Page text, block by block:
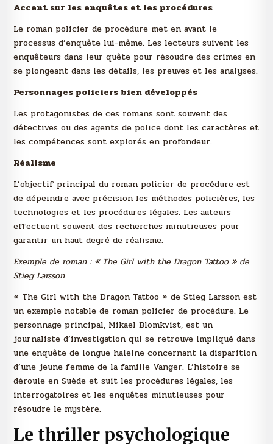
Accent sur les enquêtes et les procédures
Le roman policier de procédure met en avant le
processus d’enquête lui-même. Les lecteurs suivent les
enquêteurs dans leur quête pour résoudre des crimes en
se plongeant dans les détails, les preuves et les analyses.
Personnages policiers bien développés
Les protagonistes de ces romans sont souvent des
détectives ou des agents de police dont les caractères et
les compétences sont explorés en profondeur.
Réalisme
L’objectif principal du roman policier de procédure est
de dépeindre avec précision les méthodes policières, les
technologies et les procédures légales. Les auteurs
effectuent souvent des recherches minutieuses pour
garantir un haut degré de réalisme.
Exemple de roman : « The Girl with the Dragon Tattoo » de
Stieg Larsson
« The Girl with the Dragon Tattoo » de Stieg Larsson est
un exemple notable de roman policier de procédure. Le
personnage principal, Mikael Blomkvist, est un
journaliste d’investigation qui se retrouve impliqué dans
une enquête de longue haleine concernant la disparition
d’une jeune femme de la famille Vanger. L’histoire se
déroule en Suède et suit les procédures légales, les
interrogatoires et les enquêtes minutieuses pour
résoudre le mystère.
Le thriller psychologique